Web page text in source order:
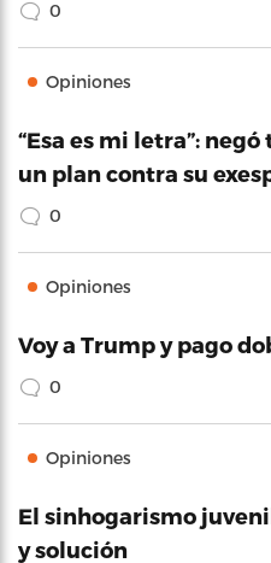
0
Opiniones
“Esa es mi letra”:
un plan contra su
0
Opiniones
Voy a Trump y pago
0
Opiniones
El sinhogarismo
y solución